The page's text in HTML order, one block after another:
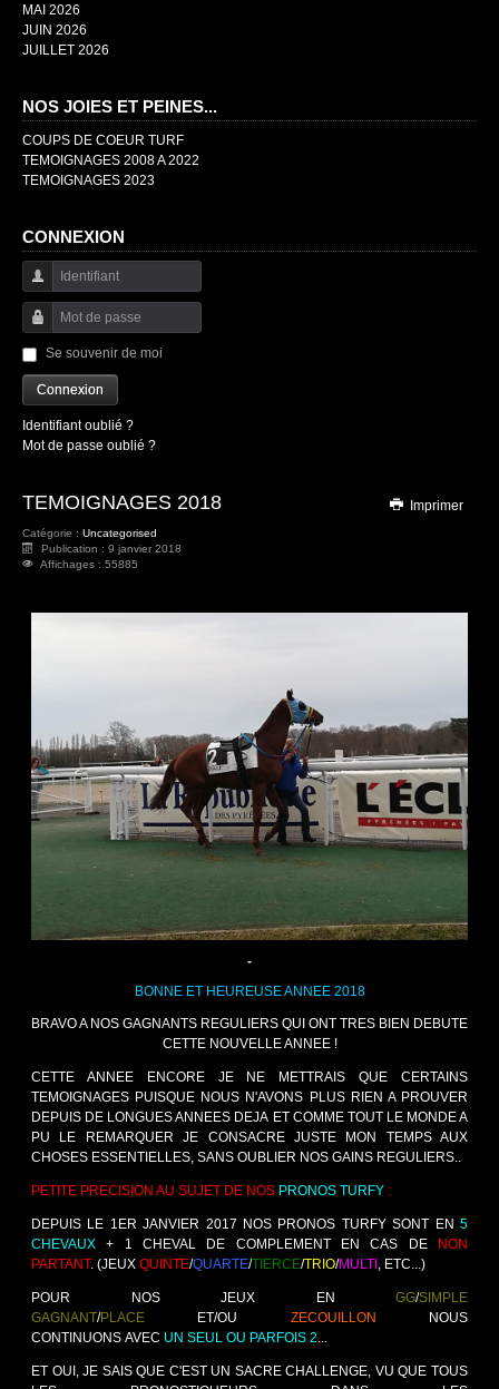
MAI 2026
JUIN 2026
JUILLET 2026
NOS JOIES ET PEINES...
COUPS DE COEUR TURF
TEMOIGNAGES 2008 A 2022
TEMOIGNAGES 2023
CONNEXION
Identifiant
Mot de passe
Se souvenir de moi
Connexion
Identifiant oublié ?
Mot de passe oublié ?
Imprimer
TEMOIGNAGES 2018
Catégorie : Uncategorised
Publication : 9 janvier 2018
Affichages : 55885
-
BONNE ET HEUREUSE ANNEE 2018
BRAVO A NOS GAGNANTS REGULIERS QUI ONT TRES BIEN DEBUTE
CETTE NOUVELLE ANNEE !
CETTE ANNEE ENCORE JE NE METTRAIS QUE CERTAINS
TEMOIGNAGES PUISQUE NOUS N'AVONS PLUS RIEN A PROUVER
DEPUIS DE LONGUES ANNEES DEJA ET COMME TOUT LE MONDE A
PU LE REMARQUER JE CONSACRE JUSTE MON TEMPS AUX
CHOSES ESSENTIELLES, SANS OUBLIER NOS GAINS REGULIERS..
PETITE PRECISION AU SUJET DE NOS PRONOS TURFY :
DEPUIS LE 1ER JANVIER 2017 NOS PRONOS TURFY SONT EN 5
CHEVAUX
+ 1 CHEVAL DE COMPLEMENT EN CAS DE
NON
PARTANT. (JEUX QUINTE/QUARTE/TIERCE/TRIO/MULTI , ETC...)
POUR NOS JEUX EN GG/SIMPLE
GAGNANT/PLACE ET/OU ZECOUILLON
NOUS
CONTINUONS AVEC UN SEUL OU PARFOIS 2...
ET OUI, JE SAIS QUE C'EST UN SACRE CHALLENGE, VU QUE TOUS